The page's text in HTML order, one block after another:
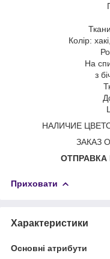
Колір:
На
з
НАЛИЧИЕ
ЗАКАЗ
ОТПРАВКА
Приховати
Характеристики
Основні атрибути